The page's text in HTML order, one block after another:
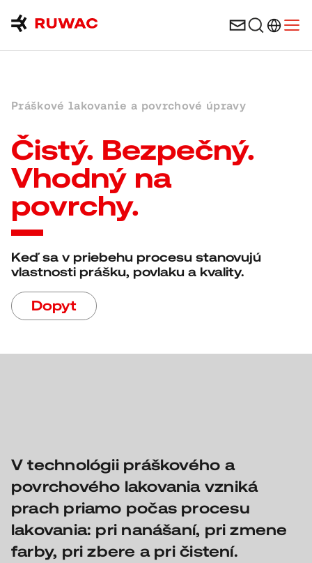
Výber
Práškové lakovanie a povrchové úpravy
Čistý. Bezpečný.
Vhodný na
povrchy.
Keď sa v priebehu procesu stanovujú
vlastnosti prášku, povlaku a kvality.
Dopyt
V technológii práškového a
povrchového lakovania vzniká
prach priamo počas procesu
lakovania: pri nanášaní, pri zmene
farby, pri zbere a pri čistení.